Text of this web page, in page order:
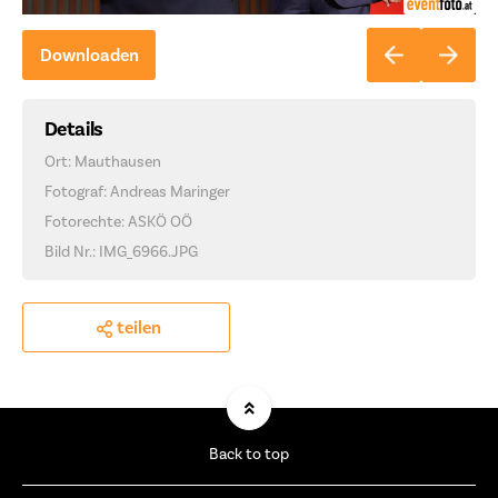
Downloaden
Details
Ort: Mauthausen
Fotograf: Andreas Maringer
Fotorechte: ASKÖ OÖ
Bild Nr.: IMG_6966.JPG
teilen
Back to top